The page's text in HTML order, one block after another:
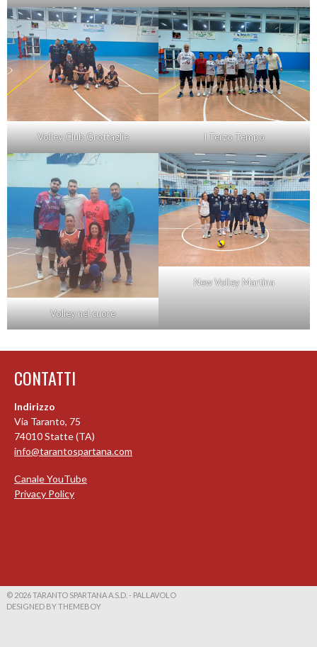
Volley Club Grottaglie I Terzo Tempo
Volley nel cuore
New Volley Martina
CONTATTI
Indirizzo
Via Taranto, 75
74010 Statte (TA)
info@tarantospartana.com
Canale YouTube
Privacy Policy
© 2026 TARANTO SPARTANA A.S.D. - PALLAVOLO
DESIGNED BY THEMEBOY